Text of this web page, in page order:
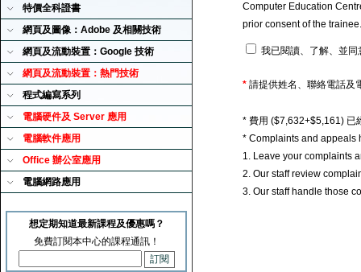
特價全科證書
網頁及圖像：Adobe 及相關技術
網頁及流動裝置：Google 技術
網頁及流動裝置：熱門技術
程式編寫系列
電腦硬件及 Server 應用
電腦軟件應用
Office 辦公室應用
電腦網路應用
想定期知道最新課程及優惠嗎？
免費訂閱本中心的課程通訊！
Computer Education
prior consent of the
我已閱讀、了解、並
* 請提供姓名、聯絡電話及
* 費用 ($7,632+$5,161) 已
* Complaints and appeals
1. Leave your complaints
2. Our staff review
3. Our staff handle those